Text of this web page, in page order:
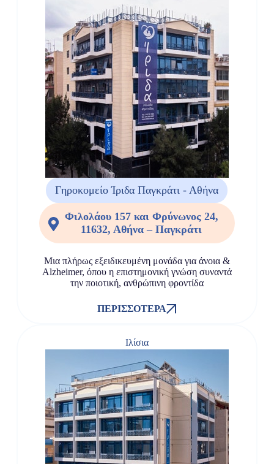
Γηροκομείο Ίριδα Παγκράτι - Αθήνα
Φιλολάου 157 και Φρύνωνος 24,
11632, Αθήνα – Παγκράτι
Μια πλήρως εξειδικευμένη μονάδα για άνοια &
Alzheimer, όπου η επιστημονική γνώση συναντά
την ποιοτική, ανθρώπινη φροντίδα
ΠΕΡΙΣΣΌΤΕΡΑ
Ιλίσια